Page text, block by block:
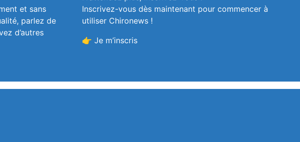
et sans
parlez de
d’autres
Inscrivez-vous dès maintenant pour commencer à
utiliser Chironews !
👉 Je m’inscris